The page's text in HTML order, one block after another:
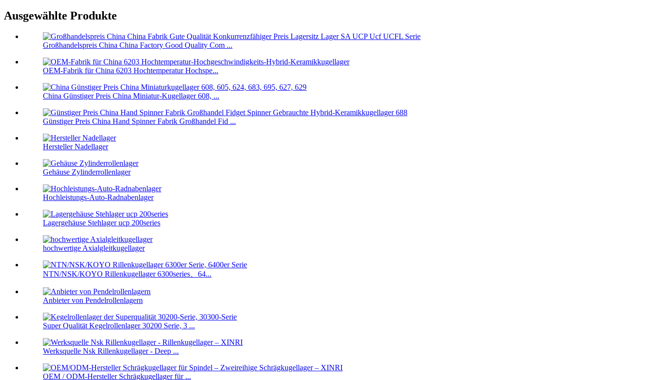
Ausgewählte Produkte
Großhandelspreis China China Factory Good Quality Com ...
OEM-Fabrik für China 6203 Hochtemperatur Hochspe...
China Günstiger Preis China Miniatur-Kugellager 608, ...
Günstiger Preis China Hand Spinner Fabrik Großhandel Fid ...
Hersteller Nadellager
Gehäuse Zylinderrollenlager
Hochleistungs-Auto-Radnabenlager
Lagergehäuse Stehlager ucp 200series
hochwertige Axialgleitkugellager
NTN/NSK/KOYO Rillenkugellager 6300series、64...
Anbieter von Pendelrollenlagern
Super Qualität Kegelrollenlager 30200 Serie, 3 ...
Werksquelle Nsk Rillenkugellager - Deep ...
OEM / ODM-Hersteller Schrägkugellager für ...